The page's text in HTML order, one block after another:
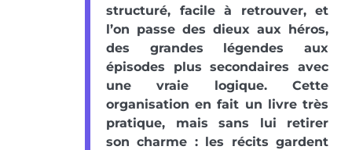
structuré, facile à retrouver, et
l’on passe des dieux aux héros,
des grandes légendes aux
épisodes plus secondaires avec
une vraie logique. Cette
organisation en fait un livre très
pratique, mais sans lui retirer
son charme : les récits gardent